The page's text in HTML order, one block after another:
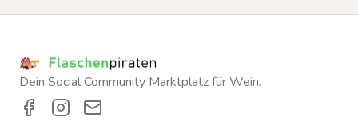
Dein Social Community Marktplatz für Wein.